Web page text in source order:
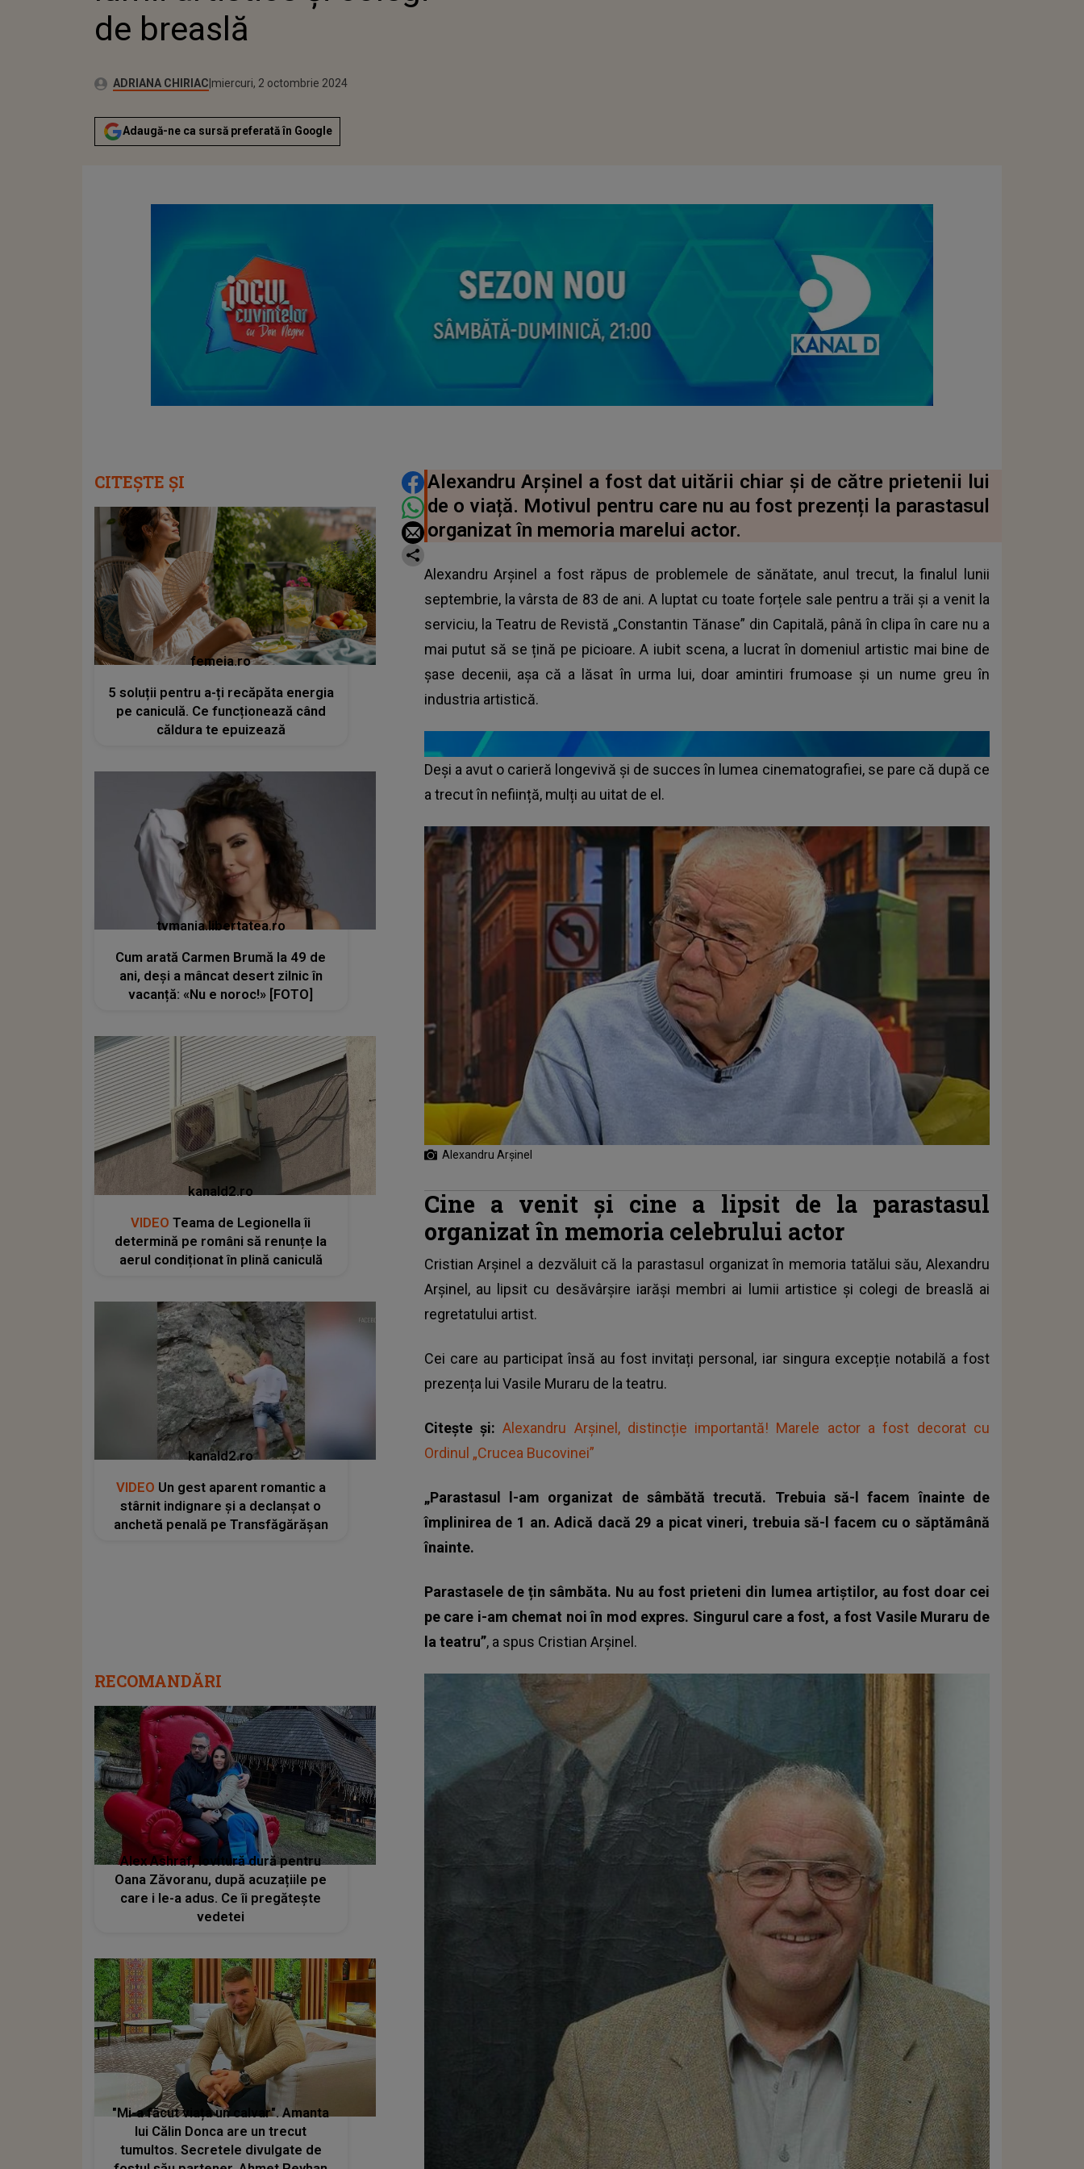
de breaslă
Autor:ADRIANA CHIRIACPublicat:
luni, 2 octombrie 2023
Actualizat:
miercuri, 2 octombrie 2024
Adaugă-ne ca sursă preferată în Google
DISTRIBUIE ARTICOLUL
Alexandru Arșinel a fost dat uitării chiar și de către prietenii lui
de o viață. Motivul pentru care nu au fost prezenți la parastasul
organizat în memoria marelui actor.
Alexandru Arșinel a fost răpus de problemele de sănătate, anul trecut, la finalul lunii
septembrie, la vârsta de 83 de ani. A luptat cu toate forțele sale pentru a trăi și a venit la
serviciu, la Teatru de Revistă „Constantin Tănase” din Capitală, până în clipa în care nu a
mai putut să se țină pe picioare. A iubit scena, a lucrat în domeniul artistic mai bine de
șase decenii, așa că a lăsat în urma lui, doar amintiri frumoase și un nume greu în
industria artistică.
Deși a avut o carieră longevivă și de succes în lumea cinematografiei, se pare că după ce
a trecut în neființă, mulți au uitat de el.
Alexandru Arșinel
Cine a venit și cine a lipsit de la parastasul
organizat în memoria celebrului actor
Cristian Arșinel a dezvăluit că la parastasul organizat în memoria tatălui său, Alexandru
Arșinel , au lipsit cu desăvârșire iarăși membri ai lumii artistice și colegi de breaslă ai
regretatului artist.
Cei care au participat însă au fost invitați personal, iar singura excepție notabilă a fost
prezența lui Vasile Muraru de la teatru.
Citește și:Alexandru Arșinel, distincție importantă! Marele actor a fost decorat cu
Ordinul „Crucea Bucovinei”
„Parastasul l-am organizat de sâmbătă trecută. Trebuia să-l facem înainte de
împlinirea de 1 an. Adică dacă 29 a picat vineri, trebuia să-l facem cu o săptămână
înainte.
Parastasele de țin sâmbăta. Nu au fost prieteni din lumea artiștilor, au fost doar cei
pe care i-am chemat noi în mod expres. Singurul care a fost, a fost Vasile Muraru de
la teatru”, a spus Cristian Arșinel.
CITEȘTE ȘI
femeia.ro
5 soluții pentru a-ți recăpăta energia
pe caniculă. Ce funcționează când
căldura te epuizează
tvmania.libertatea.ro
Cum arată Carmen Brumă la 49 de
ani, deși a mâncat desert zilnic în
vacanță: «Nu e noroc!» [FOTO]
kanald2.ro
VIDEO Teama de Legionella îi
determină pe români să renunțe la
aerul condiționat în plină caniculă
kanald2.ro
VIDEO Un gest aparent romantic a
stârnit indignare și a declanșat o
anchetă penală pe Transfăgărășan
RECOMANDĂRI
Alex Ashraf, lovitură dură pentru
Oana Zăvoranu, după acuzațiile pe
care i le-a adus. Ce îi pregătește
vedetei
"Mi-a făcut viața un calvar". Amanta
lui Călin Donca are un trecut
tumultos. Secretele divulgate de